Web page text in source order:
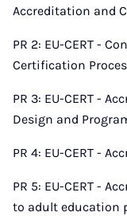
Accreditation and
PR 2: EU-CERT -
Certification
PR 3: EU-CERT -
Design and
PR 4: EU-CERT -
PR 5: EU-CERT -
to adult education